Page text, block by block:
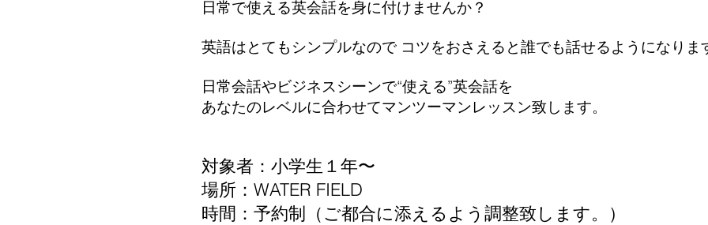
日常で使える英会話を身に付けませんか？
英語はとてもシンプルなので コツをおさえると誰でも話せるようになりま
日常会話やビジネスシーンで“使える”英会話を
あなたのレベルに合わせてマンツーマンレッスン致します。
対象者：小学生１年〜
場所：WATER FIELD
時間：予約制（ご都合に添えるよう調整致します。）